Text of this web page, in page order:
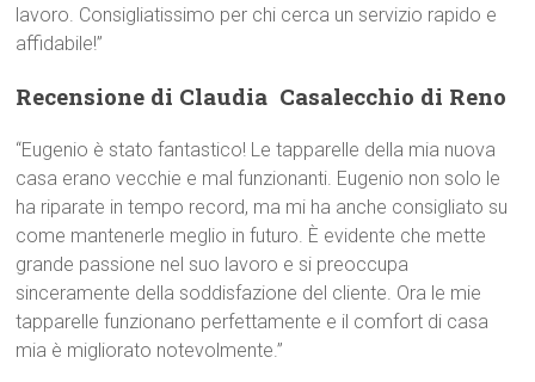
lavoro. Consigliatissimo per chi cerca un servizio rapido e
affidabile!”
Recensione di Claudia  Casalecchio di Reno
“Eugenio è stato fantastico! Le tapparelle della mia nuova
casa erano vecchie e mal funzionanti. Eugenio non solo le
ha riparate in tempo record, ma mi ha anche consigliato su
come mantenerle meglio in futuro. È evidente che mette
grande passione nel suo lavoro e si preoccupa
sinceramente della soddisfazione del cliente. Ora le mie
tapparelle funzionano perfettamente e il comfort di casa
mia è migliorato notevolmente.”